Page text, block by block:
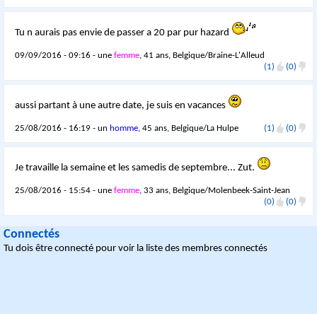
Tu n aurais pas envie de passer a 20 par pur hazard
09/09/2016 - 09:16 - unefemme, 41 ans, Belgique/Braine-L'Alleud
(1)
(0)
aussi partant à une autre date, je suis en vacances
25/08/2016 - 16:19 - un homme, 45 ans, Belgique/La Hulpe (1) (0)
Je travaille la semaine et les samedis de septembre... Zut.
25/08/2016 - 15:54 - unefemme, 33 ans, Belgique/Molenbeek-Saint-Jean
(0)
(0)
Connectés
Tu dois être connecté pour voir la liste des membres connectés